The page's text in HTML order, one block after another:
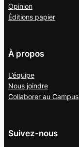
Opinion
Éditions papier
À propos
L’équipe
Nous joindre
Collaborer au Campus
Suivez-nous